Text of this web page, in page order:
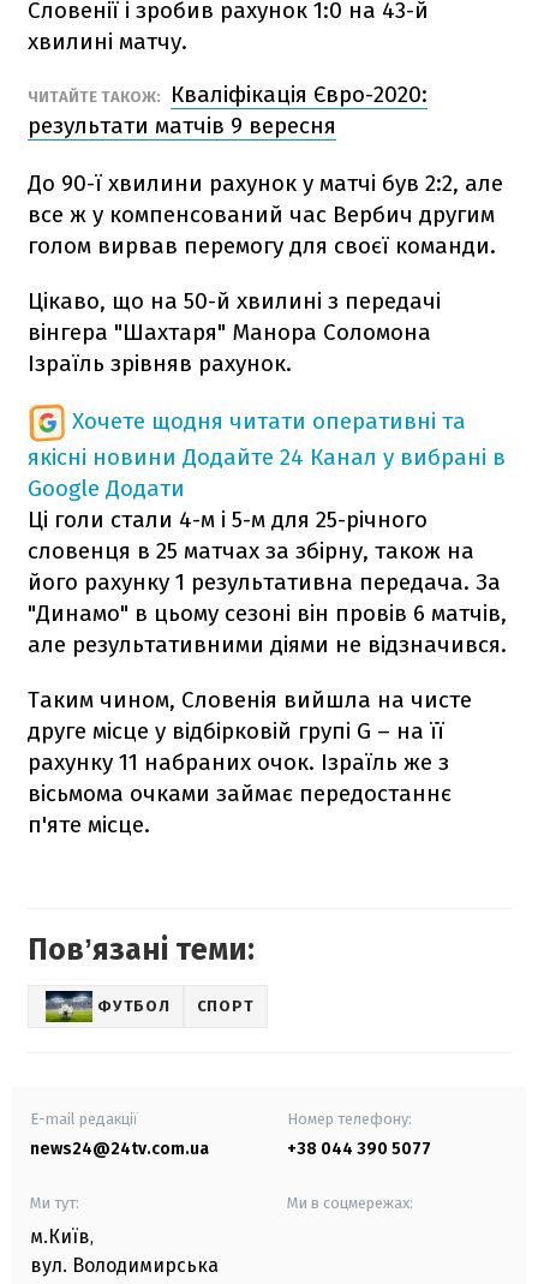
Словенії і зробив рахунок 1:0 на 43-й
хвилині матчу.
ЧИТАЙТЕ ТАКОЖ:
Кваліфікація Євро-2020:
результати матчів 9 вересня
До 90-ї хвилини рахунок у матчі був 2:2, але
все ж у компенсований час Вербич другим
голом вирвав перемогу для своєї команди.
Цікаво, що на 50-й хвилині з передачі
вінгера "Шахтаря" Манора Соломона
Ізраїль зрівняв рахунок.
Хочете щодня читати оперативні та
якісні новини Додайте 24 Канал у вибрані в
Google Додати
Ці голи стали 4-м і 5-м для 25-річного
словенця в 25 матчах за збірну, також на
його рахунку 1 результативна передача. За
"Динамо" в цьому сезоні він провів 6 матчів,
але результативними діями не відзначився.
Таким чином, Словенія вийшла на чисте
друге місце у відбірковій групі G – на її
рахунку 11 набраних очок. Ізраїль же з
вісьмома очками займає передостаннє
п'яте місце.
Повʼязані теми:
ФУТБОЛ СПОРТ
E-mail редакції
news24@24tv.com.ua
Номер телефону:
+38 044 390 5077
Ми тут:
м.Київ,
вул. Володимирська
Ми в соцмережах: